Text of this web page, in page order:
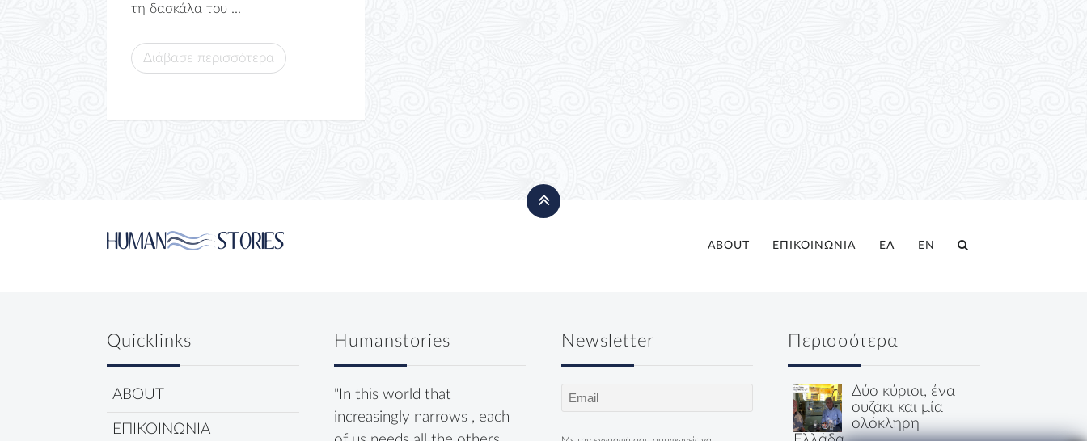
τη δασκάλα του ...
Διάβασε περισσότερα
ABOUT ΕΠΙΚΟΙΝΩΝΙΑ ΕΛ EN
Quicklinks
ABOUT
ΕΠΙΚΟΙΝΩΝΙΑ
Humanstories
"In this world that
increasingly narrows , each
Newsletter
Email
Περισσότερα
Δύο κύριοι, ένα
ουζάκι και μία
ολόκληρη